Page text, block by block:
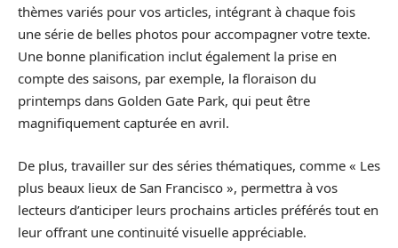
thèmes variés pour vos articles, intégrant à chaque fois
une série de belles photos pour accompagner votre texte.
Une bonne planification inclut également la prise en
compte des saisons, par exemple, la floraison du
printemps dans Golden Gate Park, qui peut être
magnifiquement capturée en avril.
De plus, travailler sur des séries thématiques, comme « Les
plus beaux lieux de San Francisco », permettra à vos
lecteurs d’anticiper leurs prochains articles préférés tout en
leur offrant une continuité visuelle appréciable.